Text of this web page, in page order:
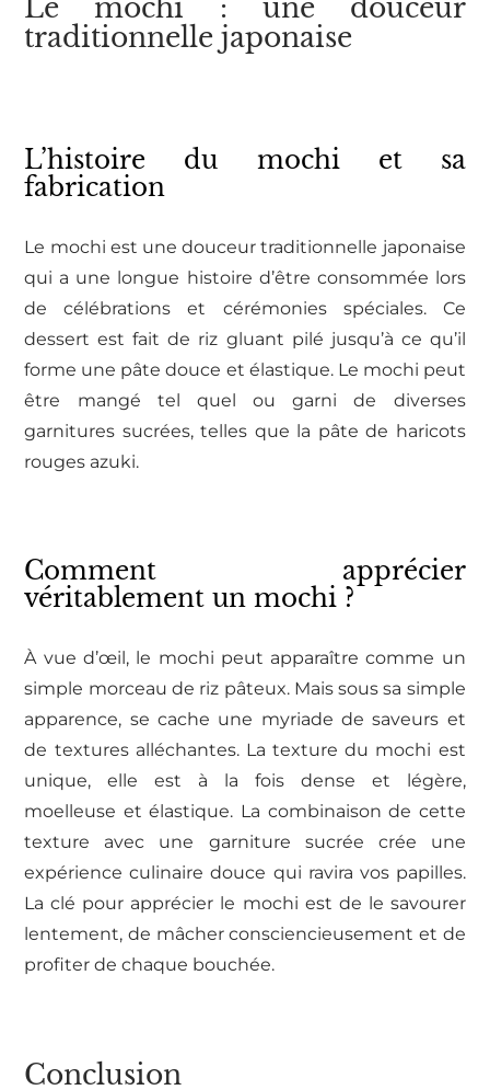
Le mochi : une douceur
traditionnelle japonaise
L’histoire du mochi et sa
fabrication
Le mochi est une douceur traditionnelle japonaise
qui a une longue histoire d’être consommée lors
de célébrations et cérémonies spéciales. Ce
dessert est fait de riz gluant pilé jusqu’à ce qu’il
forme une pâte douce et élastique. Le mochi peut
être mangé tel quel ou garni de diverses
garnitures sucrées, telles que la pâte de haricots
rouges azuki.
Comment apprécier
véritablement un mochi ?
À vue d’œil, le mochi peut apparaître comme un
simple morceau de riz pâteux. Mais sous sa simple
apparence, se cache une myriade de saveurs et
de textures alléchantes. La texture du mochi est
unique, elle est à la fois dense et légère,
moelleuse et élastique. La combinaison de cette
texture avec une garniture sucrée crée une
expérience culinaire douce qui ravira vos papilles.
La clé pour apprécier le mochi est de le savourer
lentement, de mâcher consciencieusement et de
profiter de chaque bouchée.
Conclusion